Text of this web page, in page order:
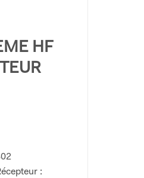
HF
: